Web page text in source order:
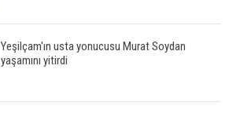
Yeşilçam'ın usta yonucusu Murat Soydan
yaşamını yitirdi